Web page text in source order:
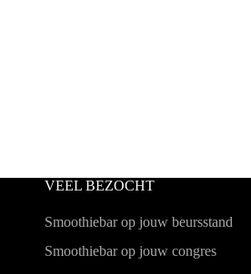
VEEL BEZOCHT
Smoothiebar op jouw beursstand
Smoothiebar op jouw congres